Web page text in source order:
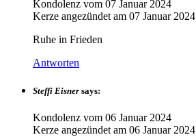
Kondolenz vom 07 Januar 2024
Kerze angezündet am 07 Januar 2024
Ruhe in Frieden
Antworten
Steffi Eisner says:
Kondolenz vom 06 Januar 2024
Kerze angezündet am 06 Januar 2024